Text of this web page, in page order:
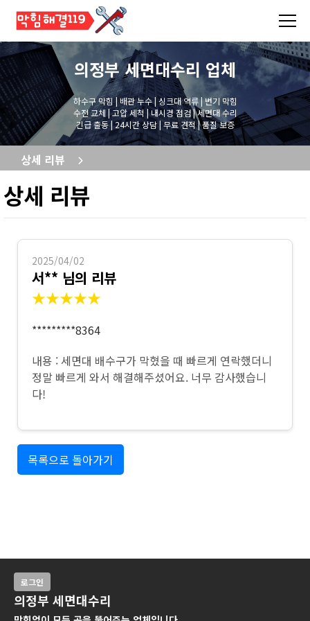
의정부 세면대수리업체
하수구 막힘 | 배관 누수 | 싱크대 역류 | 변기 막힘
수전 교체 | 고압 세척 | 내시경 점검 | 세면대 수리
긴급 출동 | 24시간 상담 | 무료 견적 | 품질 보증
상세 리뷰
상세 리뷰
2025/04/02
서** 님의 리뷰
★★★★★
*********8364
내용 : 세면대 배수구가 막혔을 때 빠르게 연락했더니
정말 빠르게 와서 해결해주셨어요. 너무 감사했습니
다!
목록으로 돌아가기
로그인
의정부 세면대수리